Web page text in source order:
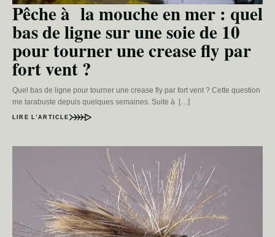
Pêche à la mouche en mer : quel
bas de ligne sur une soie de 10
pour tourner une crease fly par
fort vent ?
Quel bas de ligne pour tourner une crease fly par fort vent ? Cette question
me tarabuste depuis quelques semaines. Suite à […]
LIRE L’ARTICLE